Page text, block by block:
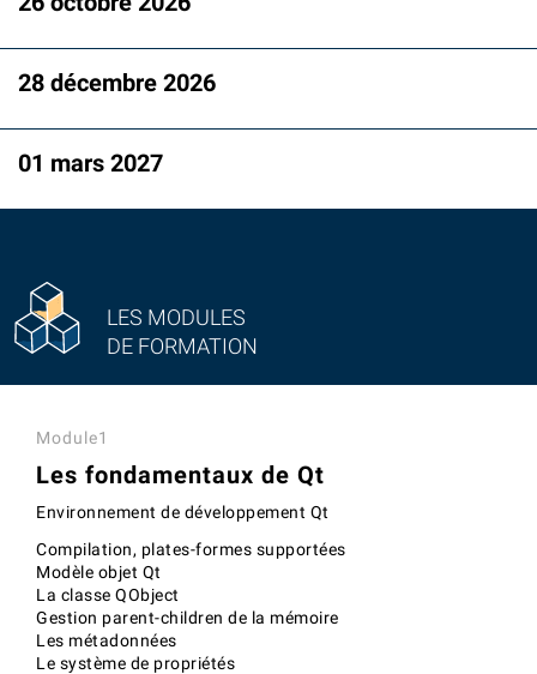
LES MODULES
DE FORMATION
Module1
Les fondamentaux de Qt
Environnement de développement Qt
Compilation, plates-formes supportées
Modèle objet Qt
La classe QObject
Gestion parent-children de la mémoire
Les métadonnées
Le système de propriétés
28 décembre 2026
01 mars 2027